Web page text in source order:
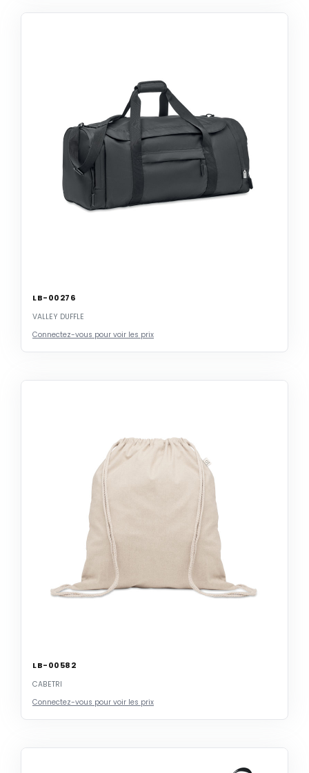
LB-00276
VALLEY DUFFLE
Connectez-vous pour voir les prix
LB-00582
CABETRI
Connectez-vous pour voir les prix